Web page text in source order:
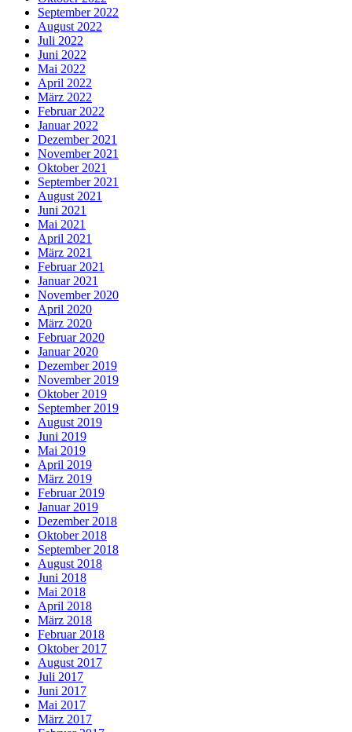
September 2022
August 2022
Juli 2022
Juni 2022
Mai 2022
April 2022
März 2022
Februar 2022
Januar 2022
Dezember 2021
November 2021
Oktober 2021
September 2021
August 2021
Juni 2021
Mai 2021
April 2021
März 2021
Februar 2021
Januar 2021
November 2020
April 2020
März 2020
Februar 2020
Januar 2020
Dezember 2019
November 2019
Oktober 2019
September 2019
August 2019
Juni 2019
Mai 2019
April 2019
März 2019
Februar 2019
Januar 2019
Dezember 2018
Oktober 2018
September 2018
August 2018
Juni 2018
Mai 2018
April 2018
März 2018
Februar 2018
Oktober 2017
August 2017
Juli 2017
Juni 2017
Mai 2017
März 2017